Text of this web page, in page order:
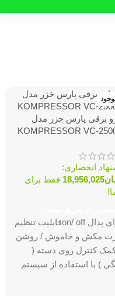
برقی پارس خزر مدل
KOMPRESSOR VC-
انحصاری:
18,956,025 فقط برای
دارای پدال on/ offقابلیت تنظیم
مکش و خاموش / روشن
کمک کنترل روی دسته (
) با استفاده از سیستم